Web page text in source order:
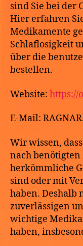
sind Sie bei der
Hier erfahren
Medikamente
Schlaflosigkeit
über die
bestellen.
Website: https://
E-Mail:
Wir wissen,
nach
herkömmliche
sind oder mit
haben.
zuverlässigen
wichtige
haben,